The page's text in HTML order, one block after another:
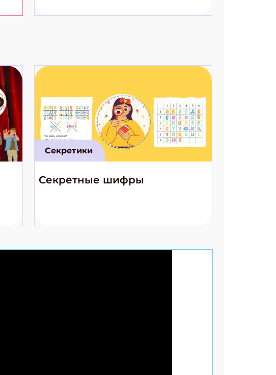
Секретики
Секретные шифры